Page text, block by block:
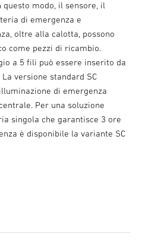
modo, il sensore, il
di emergenza e
oltre alla calotta, possono
come pezzi di ricambio.
a 5 fili può essere inserito da
versione standard SC
di emergenza
Per una soluzione
singola che garantisce 3 ore
è disponibile la variante SC